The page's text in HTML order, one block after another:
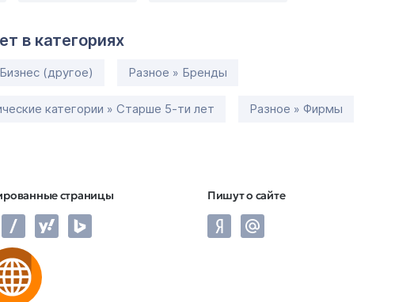
в категориях
(другое) Разное » Бренды
категории » Старше 5-ти лет Разное » Фирмы
страницы Пишут о сайте